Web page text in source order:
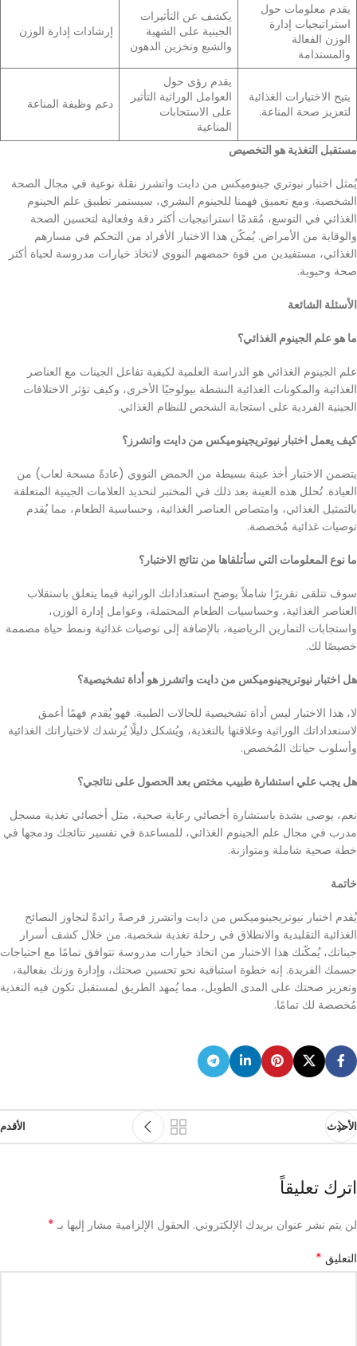
يقدم معلومات حول
استراتيجيات إدارة
الوزن الفعالة
والمستدامة
يكشف عن التأثيرات
الجينية على الشهية
والشبع وتخزين الدهون
إرشادات إدارة الوزن
يتيح الاختيارات الغذائية
لتعزيز صحة المناعة.
يقدم رؤى حول
العوامل الوراثية التأثير
على الاستجابات
المناعية
دعم وظيفة المناعة
مستقبل التغذية هو التخصيص
يُمثل اختبار نيوتري جينوميكس من دايت واتشرز نقلة نوعية في مجال الصحة
الشخصية. ومع تعميق فهمنا للجينوم البشري، سيستمر تطبيق علم الجينوم
الغذائي في التوسع، مُقدمًا استراتيجيات أكثر دقة وفعالية لتحسين الصحة
والوقاية من الأمراض. يُمكّن هذا الاختبار الأفراد من التحكم في مسارهم
الغذائي، مستفيدين من قوة حمضهم النووي لاتخاذ خيارات مدروسة لحياة أكثر
صحة وحيوية.
الأسئلة الشائعة
ما هو علم الجينوم الغذائي؟
علم الجينوم الغذائي هو الدراسة العلمية لكيفية تفاعل الجينات مع العناصر
الغذائية والمكونات الغذائية النشطة بيولوجيًا الأخرى، وكيف تؤثر الاختلافات
الجينية الفردية على استجابة الشخص للنظام الغذائي.
كيف يعمل اختبار نيوتريجينوميكس من دايت واتشرز؟
يتضمن الاختبار أخذ عينة بسيطة من الحمض النووي (عادةً مسحة لعاب) من
العيادة. تُحلل هذه العينة بعد ذلك في المختبر لتحديد العلامات الجينية المتعلقة
بالتمثيل الغذائي، وامتصاص العناصر الغذائية، وحساسية الطعام، مما يُقدم
توصيات غذائية مُخصصة.
ما نوع المعلومات التي سأتلقاها من نتائج الاختبار؟
سوف تتلقى تقريرًا شاملاً يوضح استعداداتك الوراثية فيما يتعلق باستقلاب
العناصر الغذائية، وحساسيات الطعام المحتملة، وعوامل إدارة الوزن،
واستجابات التمارين الرياضية، بالإضافة إلى توصيات غذائية ونمط حياة مصممة
خصيصًا لك.
هل اختبار نيوتريجينوميكس من دايت واتشرز هو أداة تشخيصية؟
لا، هذا الاختبار ليس أداة تشخيصية للحالات الطبية. فهو يُقدم فهمًا أعمق
لاستعداداتك الوراثية وعلاقتها بالتغذية، ويُشكل دليلًا يُرشدك لاختياراتك الغذائية
وأسلوب حياتك المُخصص.
هل يجب علي استشارة طبيب مختص بعد الحصول على نتائجي؟
نعم، يوصى بشدة باستشارة أخصائي رعاية صحية، مثل أخصائي تغذية مسجل
مدرب في مجال علم الجينوم الغذائي، للمساعدة في تفسير نتائجك ودمجها في
خطة صحية شاملة ومتوازنة.
خاتمة
يُقدم اختبار نيوتريجينوميكس من دايت واتشرز فرصةً رائدةً لتجاوز النصائح
الغذائية التقليدية والانطلاق في رحلة تغذية شخصية. من خلال كشف أسرار
جيناتك، يُمكّنك هذا الاختبار من اتخاذ خيارات مدروسة تتوافق تمامًا مع احتياجات
جسمك الفريدة. إنه خطوة استباقية نحو تحسين صحتك، وإدارة وزنك بفعالية،
وتعزيز صحتك على المدى الطويل، مما يُمهد الطريق لمستقبل تكون فيه التغذية
مُخصصة لك تمامًا.
الأحدث الأقدم
اترك تعليقاً
لن يتم نشر عنوان بريدك الإلكتروني. الحقول الإلزامية مشار إليها بـ *
التعليق *